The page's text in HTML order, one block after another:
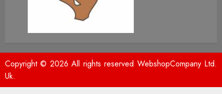
Copyright © 2026 All rights reserved WebshopCompany Ltd.
Uk.